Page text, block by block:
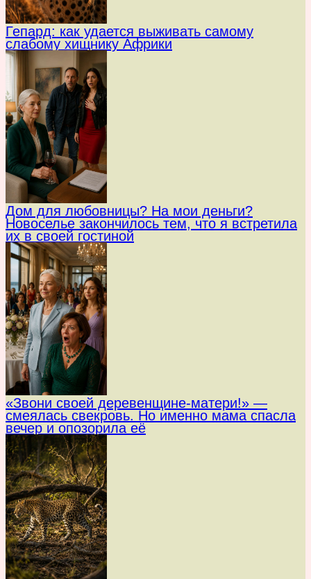
Гепард: как удается выживать самому
слабому хищнику Африки
Дом для любовницы? На мои деньги?
Новоселье закончилось тем, что я встретила
их в своей гостиной
«Звони своей деревенщине-матери!» —
смеялась свекровь. Но именно мама спасла
вечер и опозорила её